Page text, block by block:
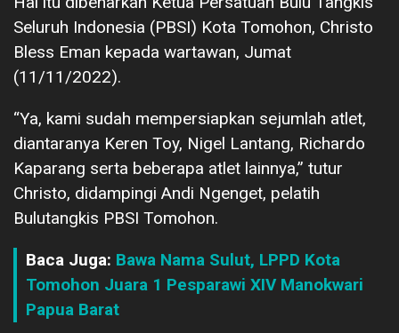
Seluruh Indonesia (PBSI) Kota Tomohon, Christo
Bless Eman kepada wartawan, Jumat
(11/11/2022).
“Ya, kami sudah mempersiapkan sejumlah atlet,
diantaranya Keren Toy, Nigel Lantang, Richardo
Kaparang serta beberapa atlet lainnya,” tutur
Christo, didampingi Andi Ngenget, pelatih
Bulutangkis PBSI Tomohon.
Baca Juga: Bawa Nama Sulut, LPPD Kota
Tomohon Juara 1 Pesparawi XIV Manokwari
Papua Barat